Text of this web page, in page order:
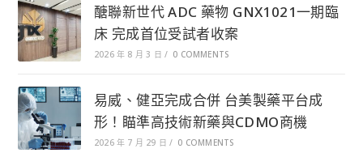
醣聯新世代 ADC 藥物 GNX1021一期臨
床 完成首位受試者收案
2026 年 8 月 3 日 / 0 COMMENTS
易威、健亞完成合併 台美製藥平台成
形！瞄準高技術新藥與CDMO商機
2026 年 7 月 29 日 / 0 COMMENTS